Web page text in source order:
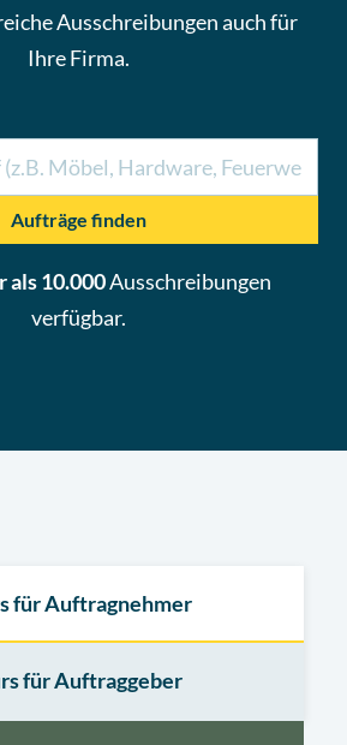
Ausschreibungen auch für
Ihre Firma.
Aufträge finden
als 10.000Ausschreibungen
verfügbar.
für Auftragnehmer
für Auftraggeber